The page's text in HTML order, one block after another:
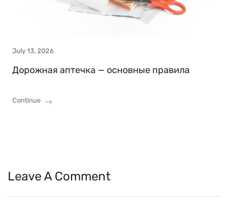
July 13, 2026
Дорожная аптечка — основные правила
Continue
Leave A Comment